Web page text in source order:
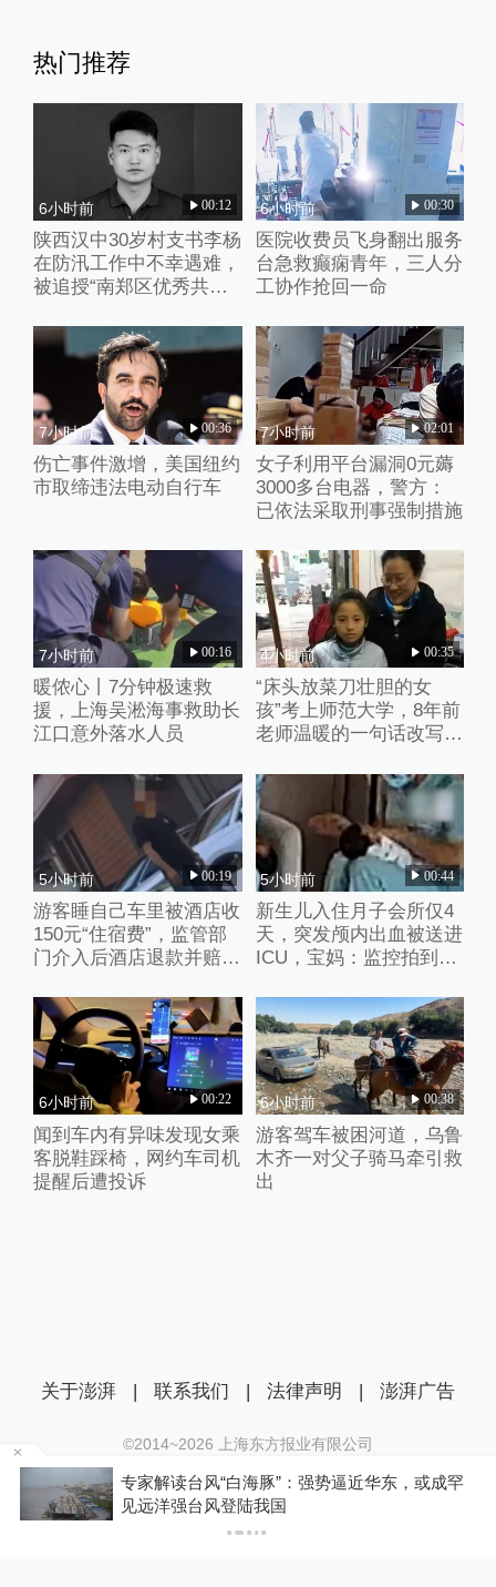
热门推荐
6小时前 00:12
陕西汉中30岁村支书李杨
在防汛工作中不幸遇难，
被追授“南郑区优秀共产
6小时前 00:30
医院收费员飞身翻出服务
台急救癫痫青年，三人分
工协作抢回一命
7小时前 00:36
伤亡事件激增，美国纽约
市取缔违法电动自行车
7小时前 02:01
女子利用平台漏洞0元薅
3000多台电器，警方：
已依法采取刑事强制措施
7小时前 00:16
暖侬心丨7分钟极速救
援，上海吴淞海事救助长
江口意外落水人员
4小时前 00:35
“床头放菜刀壮胆的女
孩”考上师范大学，8年前
老师温暖的一句话改写了
5小时前 00:19
游客睡自己车里被酒店收
150元“住宿费”，监管部
门介入后酒店退款并赔偿
5小时前 00:44
新生儿入住月子会所仅4
天，突发颅内出血被送进
ICU，宝妈：监控拍到护
6小时前 00:22
闻到车内有异味发现女乘
客脱鞋踩椅，网约车司机
提醒后遭投诉
6小时前 00:38
游客驾车被困河道，乌鲁
木齐一对父子骑马牵引救
出
专家解读台风“白海豚”：强势逼近华东，或成罕
见远洋强台风登陆我国
关于澎湃 | 联系我们 | 法律声明 | 澎湃广告
©2014~2026 上海东方报业有限公司
沪ICP证：沪B2-20170116 | 沪ICP备14003370号
互联网新闻信息服务许可证：31120170006
沪公网安备 31010602000299号